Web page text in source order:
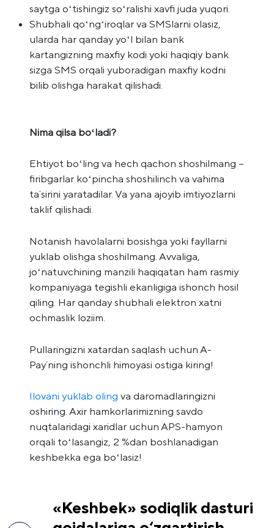
saytga oʻtishingiz soʻralishi xavfi juda yuqori.
Shubhali qoʻngʻiroqlar va SMSlarni olasiz,
ularda har qanday yoʻl bilan bank
kartangizning maxfiy kodi yoki haqiqiy bank
sizga SMS orqali yuboradigan maxfiy kodni
bilib olishga harakat qilishadi.
Nima qilsa boʻladi?
Ehtiyot boʻling va hech qachon shoshilmang –
firibgarlar koʻpincha shoshilinch va vahima
taʼsirini yaratadilar. Va yana ajoyib imtiyozlarni
taklif qilishadi.
Notanish havolalarni bosishga yoki fayllarni
yuklab olishga shoshilmang. Avvaliga,
joʻnatuvchining manzili haqiqatan ham rasmiy
kompaniyaga tegishli ekanligiga ishonch hosil
qiling. Har qanday shubhali elektron xatni
ochmaslik loziim.
Pullaringizni xatardan saqlash uchun A-
Payʼning ishonchli himoyasi ostiga kiring!
Ilovani yuklab oling va daromadlaringizni
oshiring. Axir hamkorlarimizning savdo
nuqtalaridagi xaridlar uchun APS-hamyon
orqali toʻlasangiz, 2 %dan boshlanadigan
keshbekka ega boʻlasiz!
«Keshbek» sodiqlik dasturi